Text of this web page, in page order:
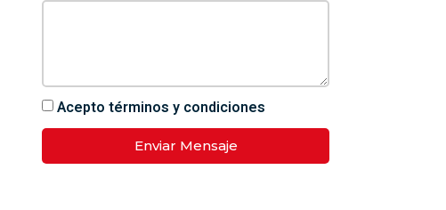
Acepto términos y condiciones
Enviar Mensaje